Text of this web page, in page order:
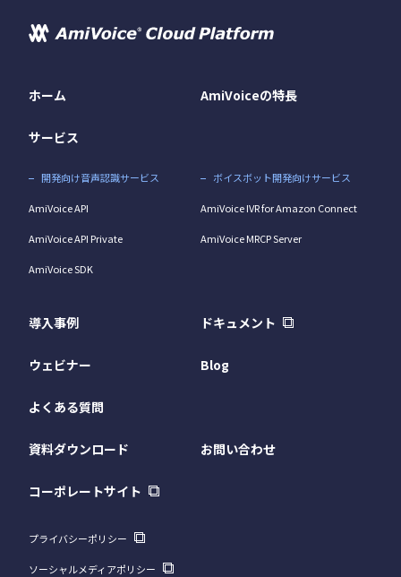
ホーム AmiVoiceの特長
サービス
開発向け音声認識サービス
AmiVoice API
AmiVoice API Private
AmiVoice SDK
ボイスボット開発向けサービス
AmiVoice IVR for Amazon Connect
AmiVoice MRCP Server
導入事例 ドキュメント
ウェビナー Blog
よくある質問
資料ダウンロード お問い合わせ
コーポレートサイト
プライバシーポリシー
ソーシャルメディアポリシー